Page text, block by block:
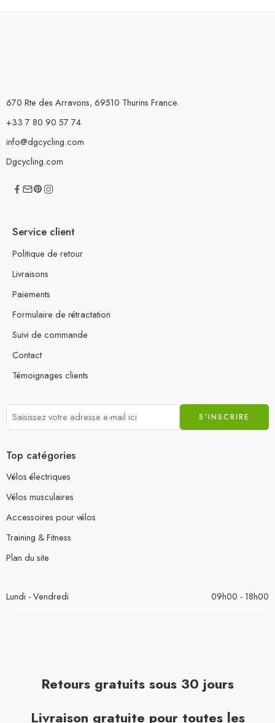
670 Rte des Arravons, 69510 Thurins France.
+33 7 80 90 57 74
info@dgcycling.com
Dgcycling.com
Service client
Politique de retour
Livraisons
Paiements
Formulaire de rétractation
Suivi de commande
Contact
Témoignages clients
Top catégories
Vélos électriques
Vélos musculaires
Accessoires pour vélos
Training & Fitness
Plan du site
Lundi - Vendredi 09h00 - 18h00
Retours gratuits sous 30 jours
Livraison gratuite pour toutes les